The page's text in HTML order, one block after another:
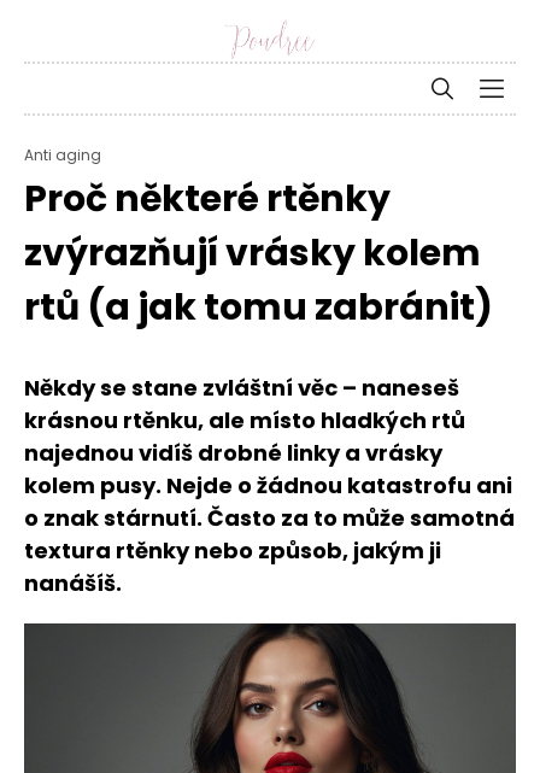
Anti aging
Proč některé rtěnky
zvýrazňují vrásky kolem
rtů (a jak tomu zabránit)
Někdy se stane zvláštní věc – naneseš
krásnou rtěnku, ale místo hladkých rtů
najednou vidíš drobné linky a vrásky
kolem pusy. Nejde o žádnou katastrofu ani
o znak stárnutí. Často za to může samotná
textura rtěnky nebo způsob, jakým ji
nanášíš.